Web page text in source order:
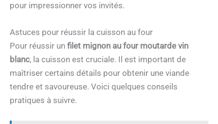
pour impressionner vos invités.
Astuces pour réussir la cuisson au four
Pour réussir un filet mignon au four moutarde vin
blanc, la cuisson est cruciale. Il est important de
maîtriser certains détails pour obtenir une viande
tendre et savoureuse. Voici quelques conseils
pratiques à suivre.